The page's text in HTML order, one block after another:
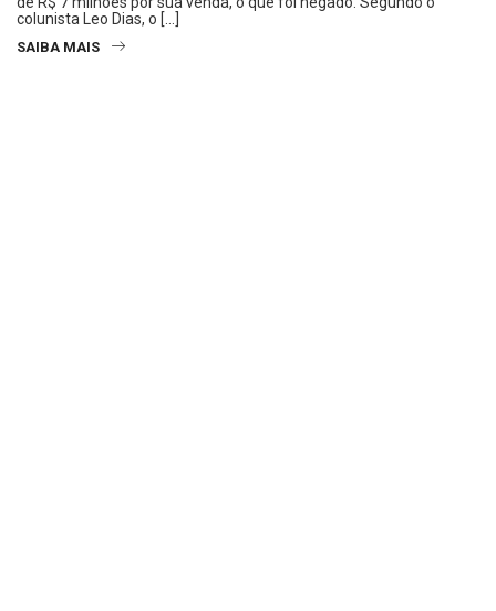
colunista Leo Dias, o […]
SAIBA MAIS